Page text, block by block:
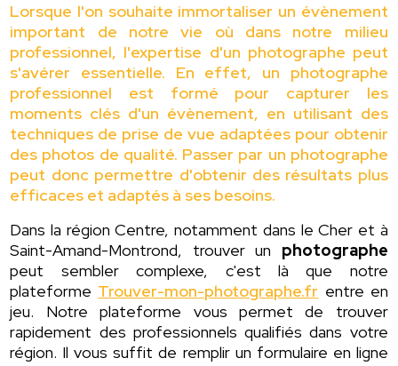
Lorsque l'on souhaite immortaliser un évènement
important de notre vie où dans notre milieu
professionnel, l'expertise d'un photographe peut
s'avérer essentielle. En effet, un photographe
professionnel est formé pour capturer les
moments clés d'un évènement, en utilisant des
techniques de prise de vue adaptées pour obtenir
des photos de qualité. Passer par un photographe
peut donc permettre d'obtenir des résultats plus
efficaces et adaptés à ses besoins.
Dans la région Centre, notamment dans le Cher et à
Saint-Amand-Montrond, trouver un photographe
peut sembler complexe, c'est là que notre
plateforme Trouver-mon-photographe.fr entre en
jeu. Notre plateforme vous permet de trouver
rapidement des professionnels qualifiés dans votre
région. Il vous suffit de remplir un formulaire en ligne